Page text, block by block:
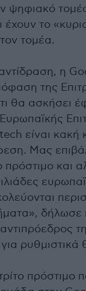
ψηφιακό
έχουν το
τομέα.
η
της
θα ασκήσει
είναι κακή
Μας
πρόστιμο και
δήλωσε
ρυθμιστικά
πρόστιμο